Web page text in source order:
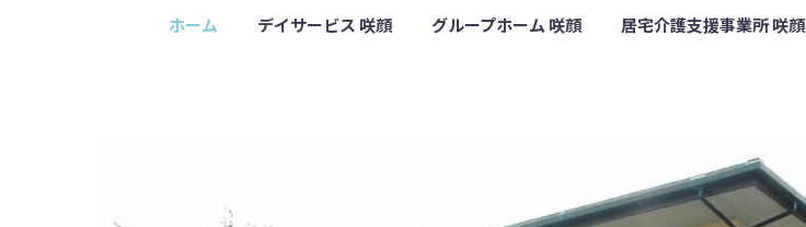
ホーム デイサービス 咲顔 グループホーム 咲顔 居宅介護支援事業所 咲顔